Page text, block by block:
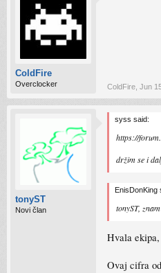
ColdFire
Overclocker ColdFire Jun
tonyST
Novi član
syss said:
https://
držim se i
EnisDonKing
tonyST,
Hvala
Ovaj cifra